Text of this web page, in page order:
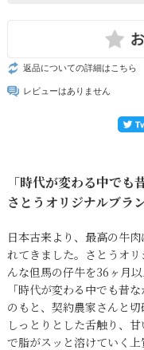
返品についての詳細はこちら
レビューはありません
「時代が変わる中でも
さとうオリジナルブラ
日本古来より、最高の牛
れてきました。さとうオ
んな但馬の仔牛を36ヶ月
「時代が変わる中でも昔
のもと、契約農家さんと切
しっとりとした舌触り、
で脂がスッと溶けていく上